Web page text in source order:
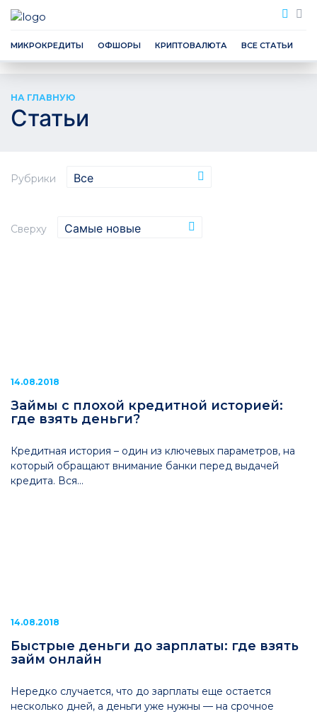
МИКРОКРЕДИТЫ ОФШОРЫ КРИПТОВАЛЮТА ВСЕ СТАТЬИ
НА ГЛАВНУЮ
Статьи
Рубрики
Сверху
14.08.2018
Займы с плохой кредитной историей:
где взять деньги?
Кредитная история – один из ключевых параметров, на
который обращают внимание банки перед выдачей
кредита. Вся...
14.08.2018
Быстрые деньги до зарплаты: где взять
займ онлайн
Нередко случается, что до зарплаты еще остается
несколько дней, а деньги уже нужны — на срочное